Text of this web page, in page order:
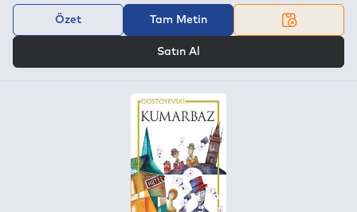
Özet Tam Metin
Satın Al